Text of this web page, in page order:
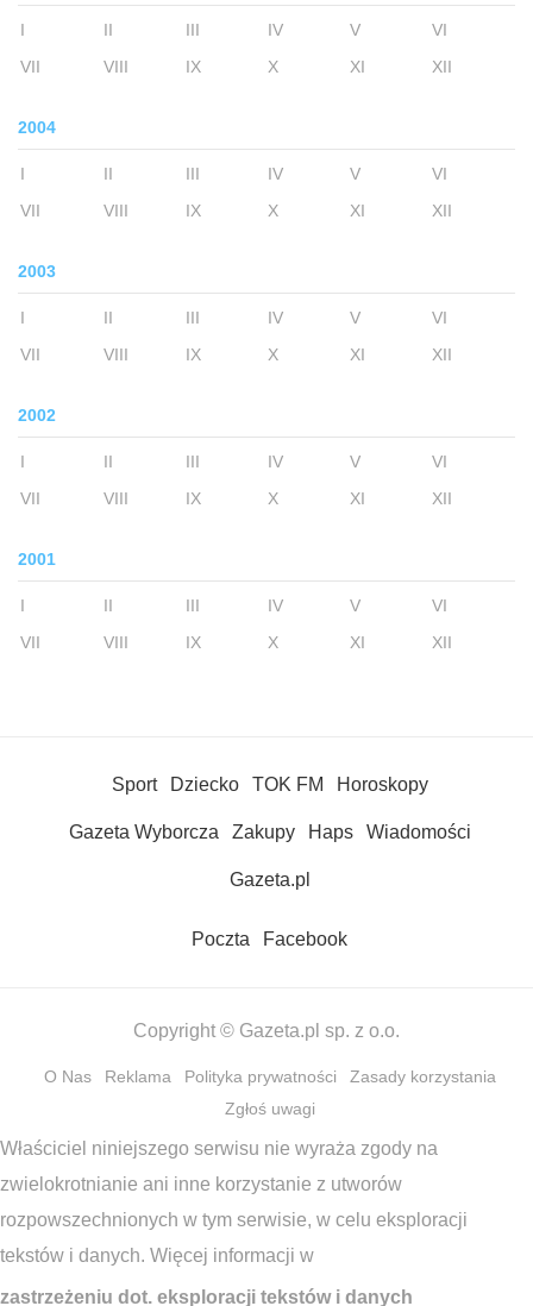
I II III IV V
VI
VII
VIII IX X XI XII
2004
I II III IV V
VI
VII
VIII IX X XI XII
2003
I II III IV V
VI
VII
VIII IX X XI XII
2002
I II III IV V
VI
VII
VIII IX X XI XII
2001
I II III IV V
VI
VII
VIII IX X XI XII
Sport Dziecko TOK FM Horoskopy
Gazeta Wyborcza Zakupy Haps Wiadomości
Gazeta.pl
Poczta Facebook
Copyright © Gazeta.pl sp. z o.o.
O Nas Reklama Polityka prywatności
Zasady korzystania
Zgłoś uwagi
Właściciel niniejszego serwisu nie wyraża zgody na
zwielokrotnianie ani inne korzystanie z utworów
rozpowszechnionych w tym serwisie, w celu eksploracji
tekstów i danych. Więcej informacji w
zastrzeżeniu dot. eksploracji tekstów i danych